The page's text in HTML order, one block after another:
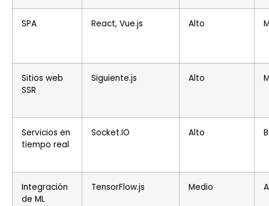
SPA React, Vue.js Alto
Sitios web
SSR
Siguiente.js Alto
Servicios en
tiempo real
Socket.IO Alto
Integración
de ML
TensorFlow.js Medio